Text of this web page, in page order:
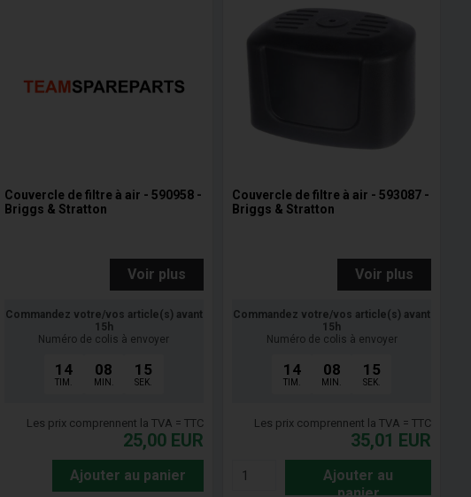
Couvercle de filtre à air - 590958 -
Briggs & Stratton
Voir plus
Commandez votre/vos article(s) avant
15h
Numéro de colis à envoyer
14
TIM.
08
MIN.
14
SEK.
Les prix comprennent la TVA = TTC
25,00 EUR
Ajouter au panier
Couvercle de filtre à air - 593087 -
Briggs & Stratton
Voir plus
Commandez votre/vos article(s) avant
15h
Numéro de colis à envoyer
14
TIM.
08
MIN.
14
SEK.
Les prix comprennent la TVA = TTC
35,01 EUR
Ajouter au
panier